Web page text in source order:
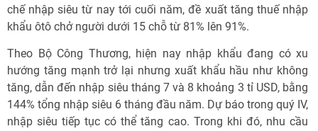
chế nhập siêu từ nay tới cuối năm, đề xuất tăng thuế nhập
khẩu ôtô chở người dưới 15 chỗ từ 81% lên 91%.
Theo Bộ Công Thương, hiện nay nhập khẩu đang có xu
hướng tăng mạnh trở lại nhưng xuất khẩu hầu như không
tăng, dẫn đến nhập siêu tháng 7 và 8 khoảng 3 tỉ USD, bằng
144% tổng nhập siêu 6 tháng đầu năm. Dự báo trong quý IV,
nhập siêu tiếp tục có thể tăng cao. Trong khi đó, nhu cầu